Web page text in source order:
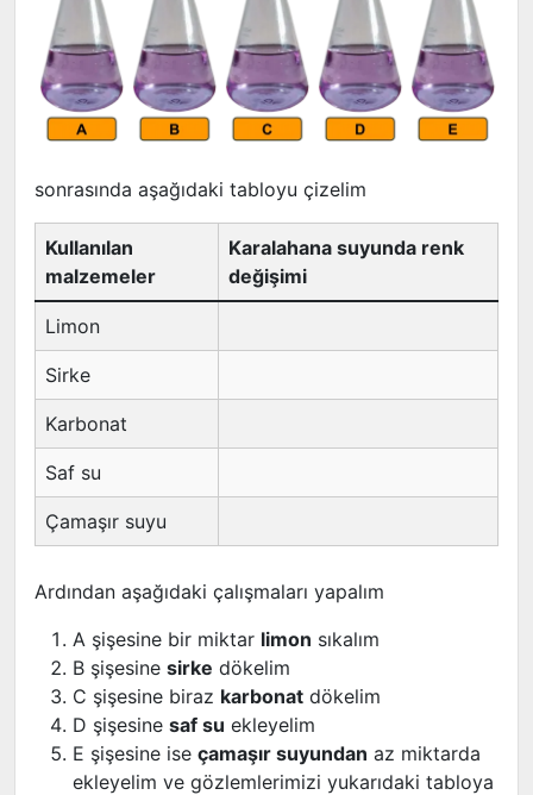
sonrasında aşağıdaki tabloyu çizelim
Kullanılan
malzemeler
Karalahana suyunda renk
değişimi
Limon
Sirke
Karbonat
Saf su
Çamaşır suyu
Ardından aşağıdaki çalışmaları yapalım
A şişesine bir miktar limon sıkalım
B şişesine sirke dökelim
C şişesine biraz karbonat dökelim
D şişesine saf su ekleyelim
E şişesine ise çamaşır suyundan az miktarda
ekleyelim ve gözlemlerimizi yukarıdaki tabloya